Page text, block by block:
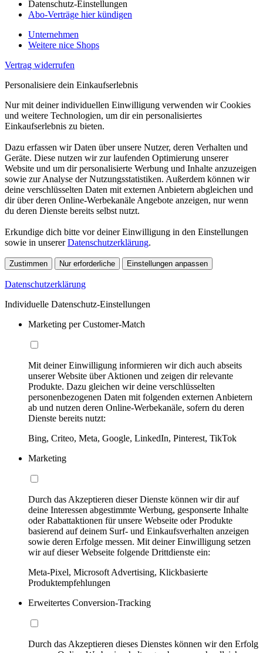
Datenschutz-Einstellungen
Abo-Verträge hier kündigen
Unternehmen
Weitere nice Shops
Vertrag widerrufen
Personalisiere dein Einkaufserlebnis
Nur mit deiner individuellen Einwilligung verwenden wir Cookies
und weitere Technologien, um dir ein personalisiertes
Einkaufserlebnis zu bieten.
Dazu erfassen wir Daten über unsere Nutzer, deren Verhalten und
Geräte. Diese nutzen wir zur laufenden Optimierung unserer
Website und um dir personalisierte Werbung und Inhalte anzuzeigen
sowie zur Analyse der Nutzungsstatistiken. Außerdem können wir
deine verschlüsselten Daten mit externen Anbietern abgleichen und
dir über deren Online-Werbekanäle Angebote anzeigen, nur wenn
du deren Dienste bereits selbst nutzt.
Erkundige dich bitte vor deiner Einwilligung in den Einstellungen
sowie in unsererDatenschutzerklärung.
Zustimmen Nur erforderliche Einstellungen anpassen
Datenschutzerklärung
Individuelle Datenschutz-Einstellungen
Marketing per Customer-Match
Mit deiner Einwilligung informieren wir dich auch abseits
unserer Website über Aktionen und zeigen dir relevante
Produkte. Dazu gleichen wir deine verschlüsselten
personenbezogenen Daten mit folgenden externen Anbietern
ab und nutzen deren Online-Werbekanäle, sofern du deren
Dienste bereits nutzt:
Bing, Criteo, Meta, Google, LinkedIn, Pinterest, TikTok
Marketing
Durch das Akzeptieren dieser Dienste können wir dir auf
deine Interessen abgestimmte Werbung, gesponserte Inhalte
oder Rabattaktionen für unsere Webseite oder Produkte
basierend auf deinem Surf- und Einkaufsverhalten anzeigen
sowie deren Erfolge messen. Mit deiner Einwilligung setzen
wir auf dieser Webseite folgende Drittdienste ein:
Meta-Pixel, Microsoft Advertising, Klickbasierte
Produktempfehlungen
Erweitertes Conversion-Tracking
Durch das Akzeptieren dieses Dienstes können wir den Erfolg